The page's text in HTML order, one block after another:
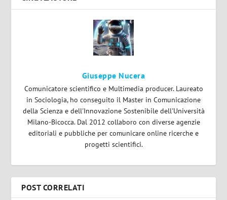
Giuseppe Nucera
Comunicatore scientifico e Multimedia producer. Laureato
in Sociologia, ho conseguito il Master in Comunicazione
della Scienza e dell'Innovazione Sostenibile dell'Università
Milano-Bicocca. Dal 2012 collaboro con diverse agenzie
editoriali e pubbliche per comunicare online ricerche e
progetti scientifici.
POST CORRELATI